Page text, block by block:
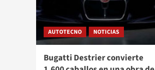
AUTOTECNO NOTICIAS
Bugatti Destrier convierte